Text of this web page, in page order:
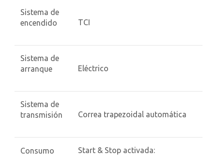
Sistema de
encendido
TCI
Sistema de
arranque
Eléctrico
Sistema de
transmisión
Correa trapezoidal automática
Consumo
Start & Stop activada: